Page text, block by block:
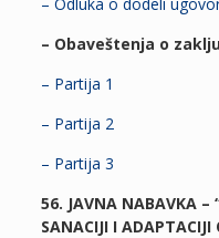
– Obaveštenja o
– Partija 1
– Partija 2
– Partija 3
56. JAVNA NABAVKA –
SANACIJI I ADAPTACIJI